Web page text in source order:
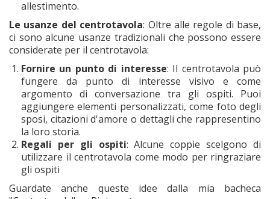
allestimento.
Le usanze del centrotavola: Oltre alle regole di base,
ci sono alcune usanze tradizionali che possono essere
considerate per il centrotavola:
Fornire un punto di interesse: Il centrotavola può
fungere da punto di interesse visivo e come
argomento di conversazione tra gli ospiti. Puoi
aggiungere elementi personalizzati, come foto degli
sposi, citazioni d'amore o dettagli che rappresentino
la loro storia.
Regali per gli ospiti: Alcune coppie scelgono di
utilizzare il centrotavola come modo per ringraziare
gli ospiti
Guardate anche queste idee dalla mia bacheca